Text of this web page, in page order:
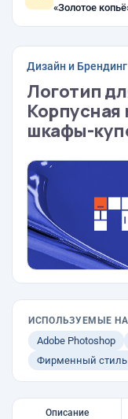
«Золотое копьё»
Дизайн и Брендинг
Логотип
Корпусная
шкафы-
ИСПОЛЬЗУЕМЫЕ
Adobe Photoshop
Фирменный стиль
Описание